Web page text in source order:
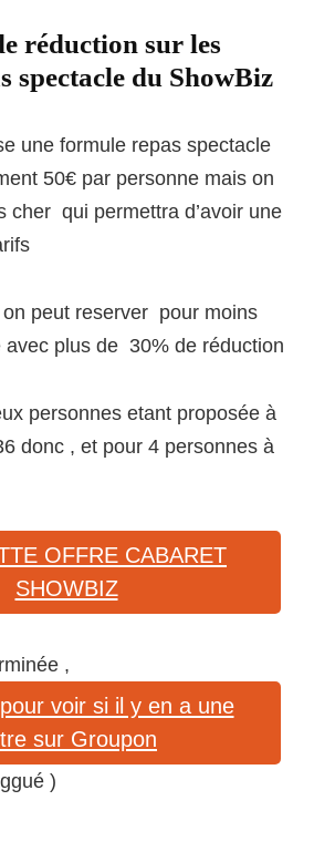
réduction sur les
spectacle du ShowBiz
une formule repas spectacle
50€ par personne mais on
cher qui permettra d’avoir une
peut reserver pour moins
avec plus de 30% de réduction
personnes etant proposée à
donc , et pour 4 personnes à
OFFRE CABARET
SHOWBIZ
,
voir si il y en a une
sur Groupon
)